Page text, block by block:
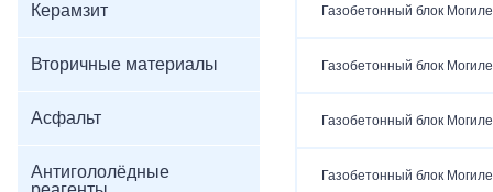
Керамзит
Вторичные материалы
Асфальт
Антигололёдные
Газобетонный блок
Газобетонный блок
Газобетонный блок
Газобетонный блок